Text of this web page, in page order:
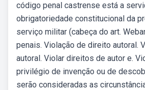
código penal castrense está a
obrigatoriedade constitucional da
serviço militar (cabeça do art.
penais. Violação de direito autoral.
autoral. Violar direitos de autor e.
privilégio de invenção ou de
serão consideradas as